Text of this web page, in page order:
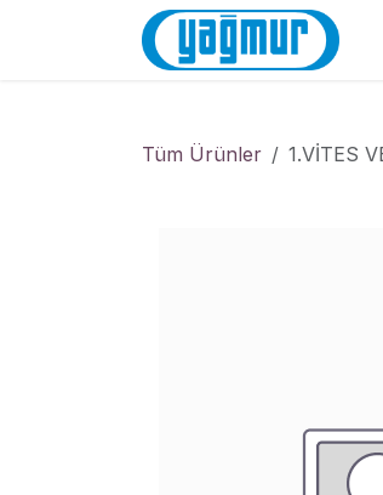
Tüm Ürünler 1.VİTES